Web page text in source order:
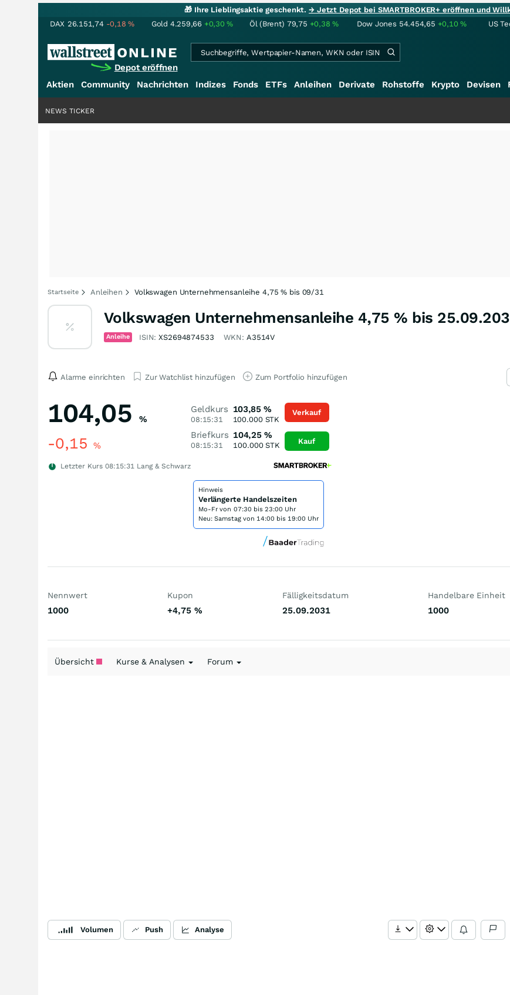
🎁 Ihre Lieblingsaktie geschenkt.→ Jetzt Depot bei SMARTBROKER+ eröffnen und
DAX 26.151,74 -0,18% Gold 4.259,66 +0,30% Öl (Brent) 79,75 +0,38% Dow Jones 54.454,65 +0,10% US
Depot eröffnen
Aktien Community Nachrichten Indizes Fonds ETFs Anleihen Derivate Rohstoffe Krypto Devisen
NEWS TICKER
Startseite Anleihen Volkswagen Unternehmensanleihe 4,75 % bis 09/31
Volkswagen Unternehmensanleihe 4,75 % bis
Anleihe ISIN:XS2694874533 WKN: A3514V
Alarme einrichten Zur Watchlist hinzufügen Zum Portfolio hinzufügen
104,05 %
-0,15 %
Letzter Kurs 08:15:31 Lang & Schwarz
Geldkurs
08:15:31
103,85 %
100.000STK
Briefkurs
08:15:31
104,25 %
100.000STK
Verkauf
Kauf
Hinweis
Verlängerte Handelszeiten
Mo-Fr von 07:30 bis 23:00 Uhr
Neu: Samstag von 14:00 bis 19:00 Uhr
Nennwert
1000
Kupon
+4,75 %
Fälligkeitsdatum
25.09.2031
Handelbare Einheit
1000
Übersicht Kurse & Analysen Forum
Volumen Push Analyse